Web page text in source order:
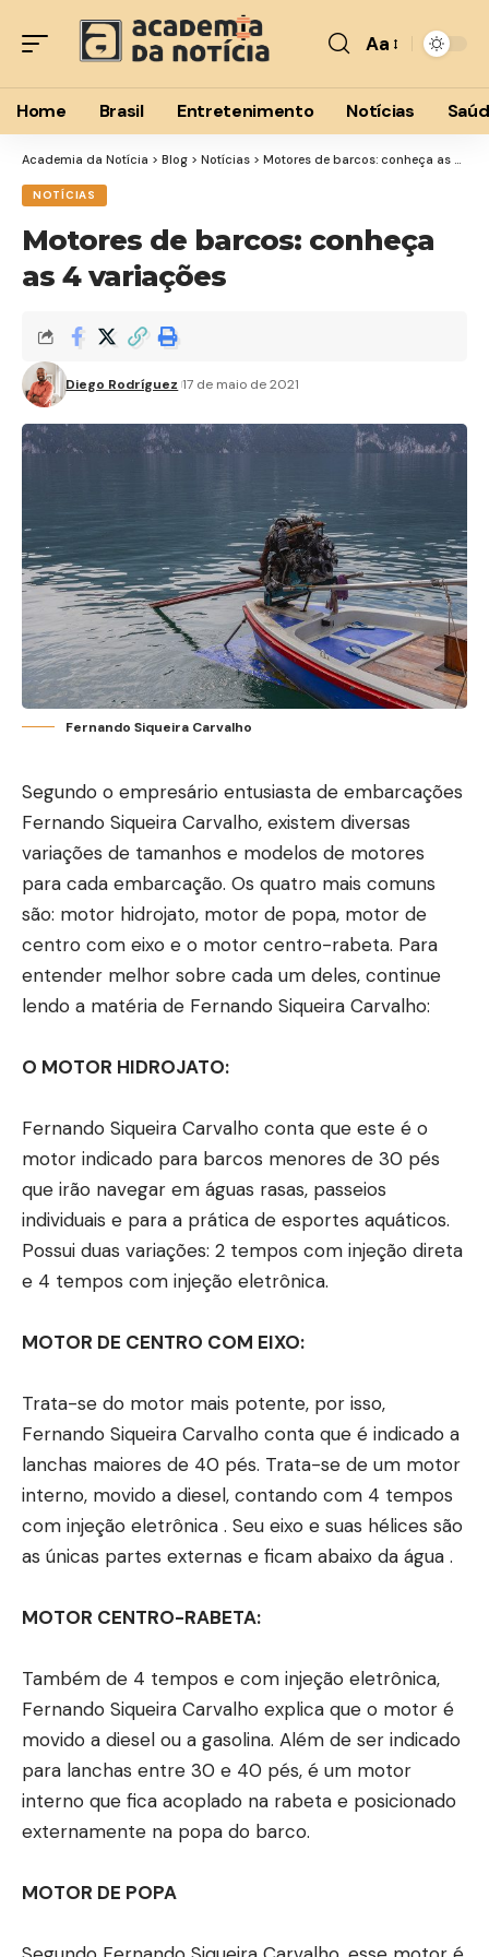
Font
Resizer
Aa
Home Brasil Entretenimento Notícias
Academia da Notícia > Blog > Notícias > Motores de barcos: conheça as 4 variações
NOTÍCIAS
Motores de barcos: conheça
as 4 variações
Diego Rodríguez 17 de maio de 2021
Fernando Siqueira Carvalho
Segundo o empresário entusiasta de embarcações
Fernando Siqueira Carvalho, existem diversas
variações de tamanhos e modelos de motores
para cada embarcação. Os quatro mais comuns
são: motor hidrojato, motor de popa, motor de
centro com eixo e o motor centro-rabeta. Para
entender melhor sobre cada um deles, continue
lendo a matéria de Fernando Siqueira Carvalho:
O MOTOR HIDROJATO:
Fernando Siqueira Carvalho conta que este é o
motor indicado para barcos menores de 30 pés
que irão navegar em águas rasas, passeios
individuais e para a prática de esportes aquáticos.
Possui duas variações: 2 tempos com injeção direta
e 4 tempos com injeção eletrônica.
MOTOR DE CENTRO COM EIXO:
Trata-se do motor mais potente, por isso,
Fernando Siqueira Carvalho conta que é indicado a
lanchas maiores de 40 pés. Trata-se de um motor
interno, movido a diesel, contando com 4 tempos
com injeção eletrônica . Seu eixo e suas hélices são
as únicas partes externas e ficam abaixo da água .
MOTOR CENTRO-RABETA:
Também de 4 tempos e com injeção eletrônica,
Fernando Siqueira Carvalho explica que o motor é
movido a diesel ou a gasolina. Além de ser indicado
para lanchas entre 30 e 40 pés, é um motor
interno que fica acoplado na rabeta e posicionado
externamente na popa do barco.
MOTOR DE POPA